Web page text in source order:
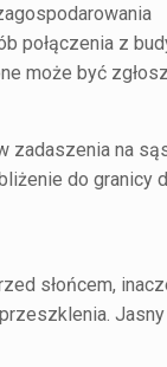
połączenia z
może być
zadaszenia na
do granicy
słońcem,
Jasny